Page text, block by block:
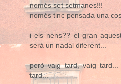
només set setmanes!!!
només tinc pensada una
i els nens?? el gran
serà un nadal diferent...
però vaig tard, vaig
tard...